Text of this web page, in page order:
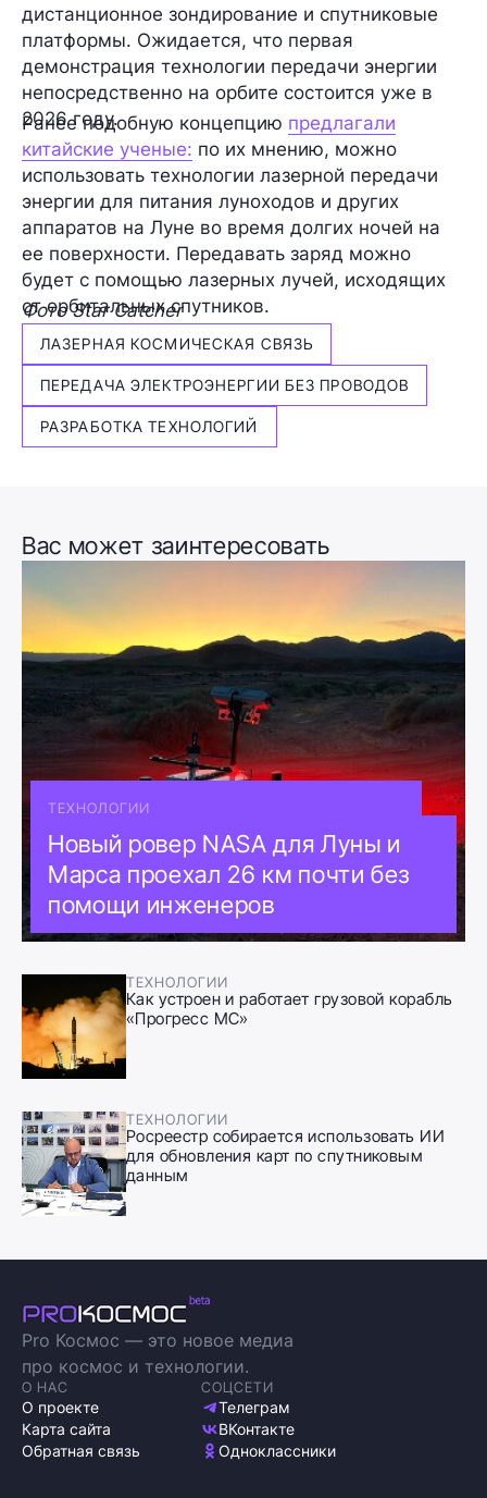
дистанционное зондирование и спутниковые
платформы. Ожидается, что первая
демонстрация технологии передачи энергии
непосредственно на орбите состоится уже в
2026 году.
Ранее подобную концепцию предлагали
китайские ученые: по их мнению, можно
использовать технологии лазерной передачи
энергии для питания луноходов и других
аппаратов на Луне во время долгих ночей на
ее поверхности. Передавать заряд можно
будет с помощью лазерных лучей, исходящих
от орбитальных спутников.
Фото Star Catcher
ЛАЗЕРНАЯ КОСМИЧЕСКАЯ СВЯЗЬ
ПЕРЕДАЧА ЭЛЕКТРОЭНЕРГИИ БЕЗ ПРОВОДОВ
РАЗРАБОТКА ТЕХНОЛОГИЙ
Вас может заинтересовать
ТЕХНОЛОГИИ
Новый ровер NASA для Луны и
Марса проехал 26 км почти без
помощи инженеров
ТЕХНОЛОГИИ
Как устроен и работает грузовой корабль
«Прогресс МС»
ТЕХНОЛОГИИ
Росреестр собирается использовать ИИ
для обновления карт по спутниковым
данным
Pro Космос — это новое медиа
про космос и технологии.
О НАС
О проекте
Карта сайта
Обратная связь
СОЦСЕТИ
Телеграм
ВКонтакте
Одноклассники